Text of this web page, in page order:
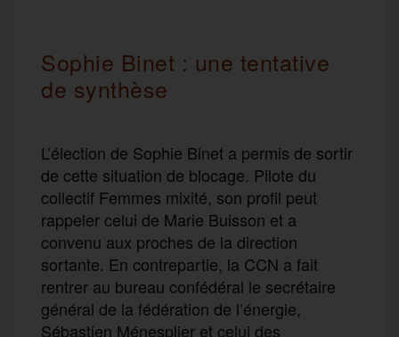
Sophie Binet : une tentative
de synthèse
L’élection de Sophie Binet a permis de sortir
de cette situation de blocage. Pilote du
collectif Femmes mixité, son profil peut
rappeler celui de Marie Buisson et a
convenu aux proches de la direction
sortante. En contrepartie, la CCN a fait
rentrer au bureau confédéral le secrétaire
général de la fédération de l’énergie,
Sébastien Ménesplier et celui des